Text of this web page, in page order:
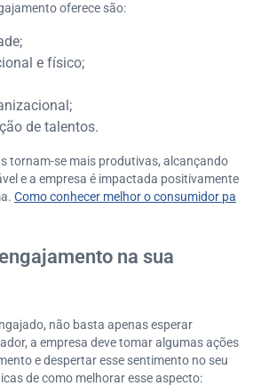
oferece são:
e físico;
de talentos.
tornam-se mais produtivas, alcançando
e a empresa é impactada positivamente
Como conhecer melhor o consumidor pa
na sua
não basta apenas esperar
a empresa deve tomar algumas ações
e despertar esse sentimento no seu
de como melhorar esse aspecto: